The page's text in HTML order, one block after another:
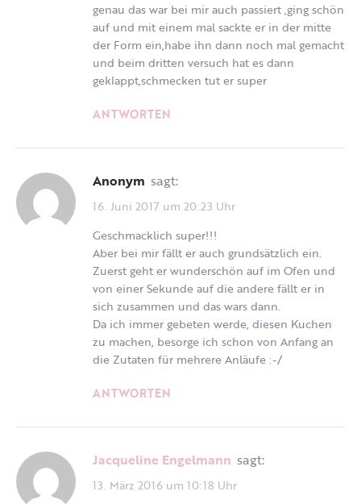
genau das war bei mir auch passiert ,ging schön
auf und mit einem mal sackte er in der mitte
der Form ein,habe ihn dann noch mal gemacht
und beim dritten versuch hat es dann
geklappt,schmecken tut er super
ANTWORTEN
Anonym sagt:
16. Juni 2017 um 20:23 Uhr
Geschmacklich super!!!
Aber bei mir fällt er auch grundsätzlich ein.
Zuerst geht er wunderschön auf im Ofen und
von einer Sekunde auf die andere fällt er in
sich zusammen und das wars dann.
Da ich immer gebeten werde, diesen Kuchen
zu machen, besorge ich schon von Anfang an
die Zutaten für mehrere Anläufe :-/
ANTWORTEN
Jacqueline Engelmann sagt:
13. März 2016 um 10:18 Uhr